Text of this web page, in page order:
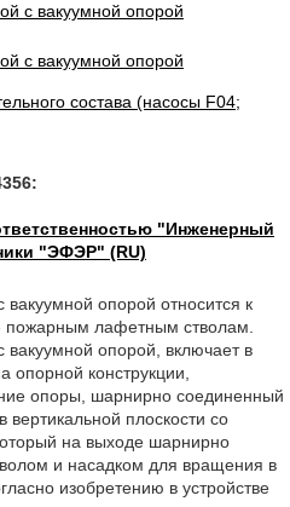
состава (насосы F04;
"Инженерный
"ЭФЭР" (RU)
опорой относится к
пожарным лафетным стволам.
опорой, включает в
опорной конструкции,
опоры, шарнирно соединенный
плоскости со
на выходе шарнирно
и насадком для вращения в
изобретению в устройстве